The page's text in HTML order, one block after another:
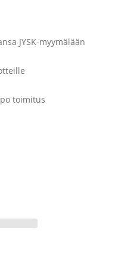
JYSK-myymälään
toimitus